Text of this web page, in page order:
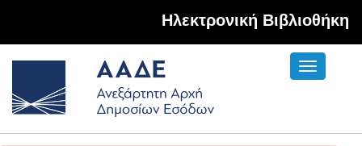
Hλεκτρονική Βιβλιοθήκη
Toggle